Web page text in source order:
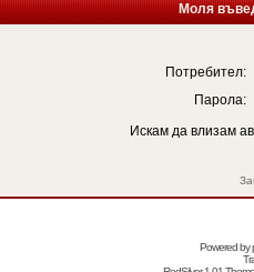
Моля
Потребител:
Парола:
Искам да влизам
Powered by